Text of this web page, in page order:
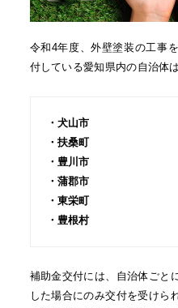
令和4年度、外壁塗装の工事
付している愛知県内の自治体
・犬山市
・扶桑町
・豊川市
・蒲郡市
・東栄町
・豊根村
補助金交付には、自治体ごと
した場合にのみ交付を受けら